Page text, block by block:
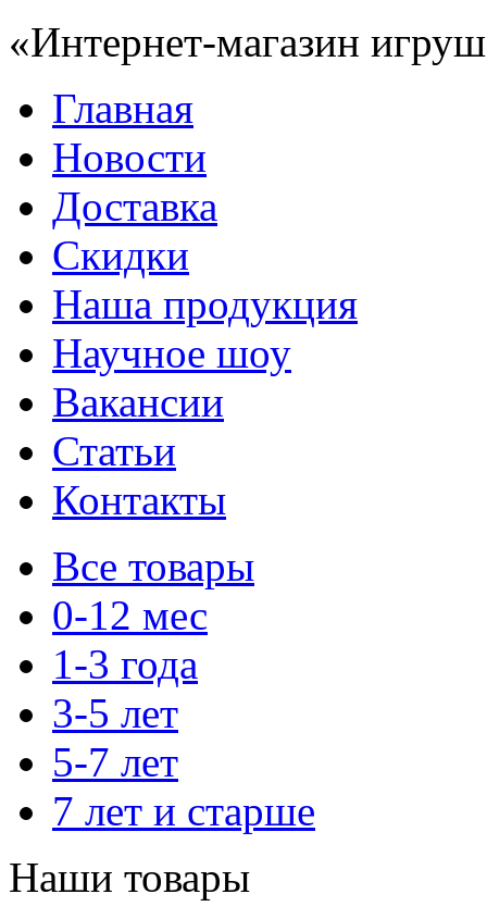
«Интернет-магазин
Главная
Новости
Доставка
Скидки
Наша продукция
Научное шоу
Вакансии
Статьи
Контакты
Все товары
0-12 мес
1-3 года
3-5 лет
5-7 лет
7 лет и старше
Наши товары